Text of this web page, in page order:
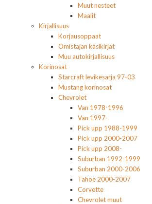
Muut nesteet
Maalit
Kirjallisuus
Korjausoppaat
Omistajan käsikirjat
Muu autokirjallisuus
Korinosat
Starcraft levikesarja 97-03
Mustang korinosat
Chevrolet
Van 1978-1996
Van 1997-
Pick upp 1988-1999
Pick upp 2000-2007
Pick upp 2008-
Suburban 1992-1999
Suburban 2000-2006
Tahoe 2000-2007
Corvette
Chevrolet muut